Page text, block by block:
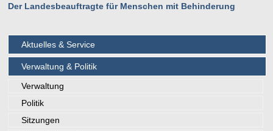
Der Landesbeauftragte für Menschen mit Behinderung
Aktuelles & Service
Verwaltung & Politik
Verwaltung
Politik
Sitzungen